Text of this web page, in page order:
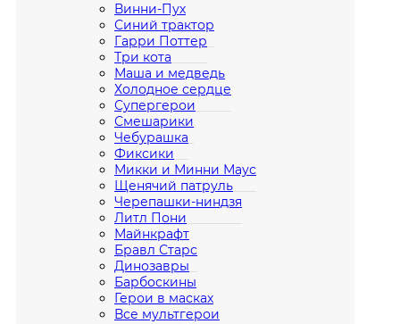
Винни-Пух
Синий трактор
Гарри Поттер
Три кота
Маша и медведь
Холодное сердце
Супергерои
Смешарики
Чебурашка
Фиксики
Микки и Минни Маус
Щенячий патруль
Черепашки-ниндзя
Литл Пони
Майнкрафт
Бравл Старс
Динозавры
Барбоскины
Герои в масках
Все мультгерои